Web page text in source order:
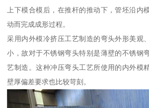
上下模合模后，在推杆的推动下，管坯沿内
动而完成成形过程。
采用内外模冷挤压工艺制造的弯头外形美观
小，故对于不锈钢弯头特别是薄壁的不锈钢
艺制造。这种冲压弯头工艺所使用的内外模
壁厚偏差要求也比较苛刻。